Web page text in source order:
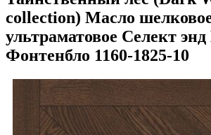
collection) Масло
ультраматовое Селект энд
Фонтенбло 1160-1825-10